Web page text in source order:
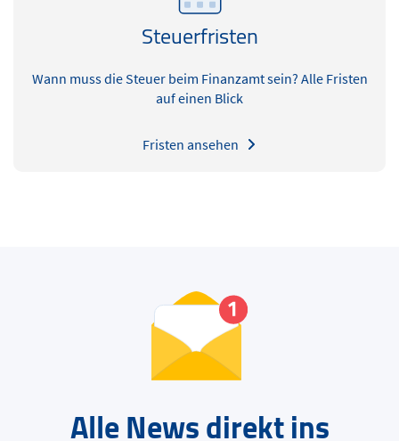
Steuerfristen
Wann muss die Steuer beim Finanzamt sein? Alle Fristen
auf einen Blick
Fristen ansehen
Alle News direkt ins